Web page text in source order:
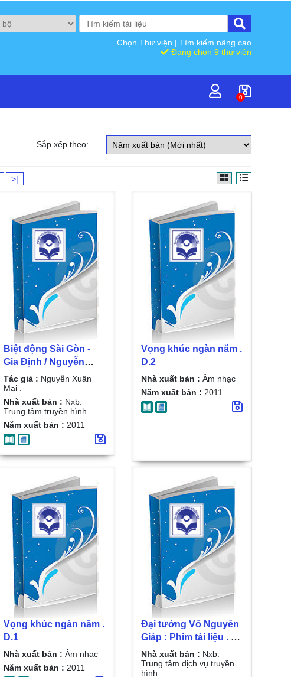
Chọn Thư viện | Tìm kiếm nâng cao
Đang chọn 9 thư viện
0
Sắp xếp theo:
>|
Biệt động Sài Gòn -
Gia Định / Nguyễn
Xuân Mai . D. 2
Tác giả : Nguyễn Xuân
Mai .
Nhà xuất bản : Nxb.
Trung tâm truyền hình
Năm xuất bản : 2011
Vọng khúc ngàn năm .
D.2
Nhà xuất bản : Âm nhạc
Năm xuất bản : 2011
Vọng khúc ngàn năm .
D.1
Nhà xuất bản : Âm nhạc
Năm xuất bản : 2011
Đại tướng Võ Nguyên
Giáp : Phim tài liệu . D.
1
Nhà xuất bản : Nxb.
Trung tâm dịch vụ truyền
hình